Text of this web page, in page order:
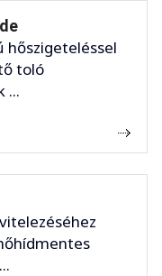
hőszigeteléssel
toló
...